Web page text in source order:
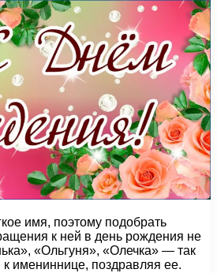
имя, поэтому подобрать
к ней в день рождения не
«Ольгуня», «Олечка» — так
имениннице, поздравляя ее.